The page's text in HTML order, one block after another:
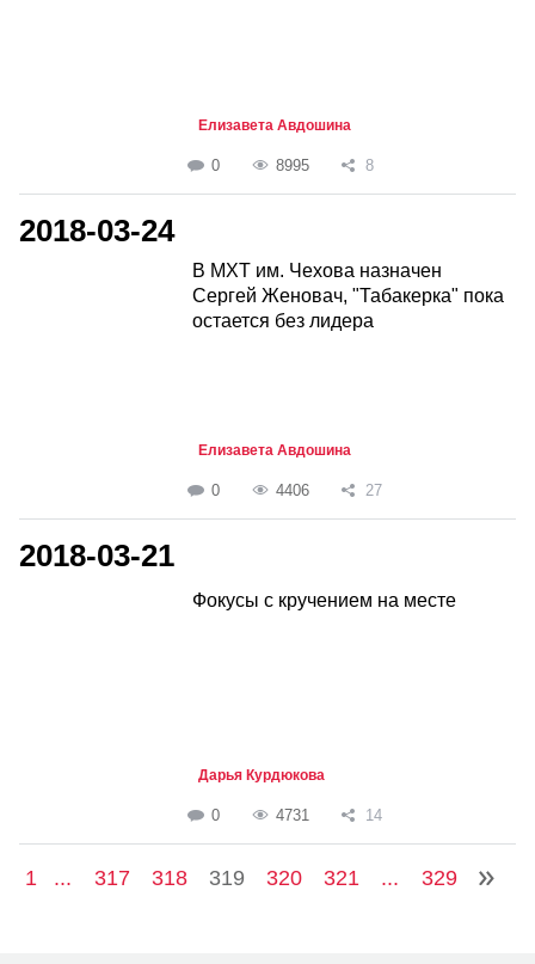
Елизавета Авдошина
0 8995 8
2018-03-24
В МХТ им. Чехова назначен
Сергей Женовач, "Табакерка" пока
остается без лидера
Елизавета Авдошина
0 4406 27
2018-03-21
Фокусы с кручением на месте
Дарья Курдюкова
0 4731 14
1 ... 317 318 319 320 321 ... 329